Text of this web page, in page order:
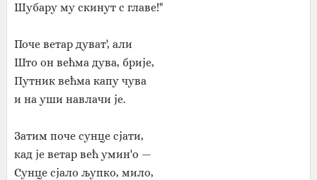
Шубару му скинут с главе!"
Поче ветар дуват', али
Што он већма дува, брије,
Путник већма капу чува
и на уши навлачи је.
Затим поче сунце сјати,
кад је ветар већ умин'о —
Сунце сјало љупко, мило,